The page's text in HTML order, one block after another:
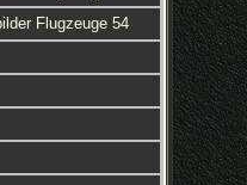
Flugzeuge 54